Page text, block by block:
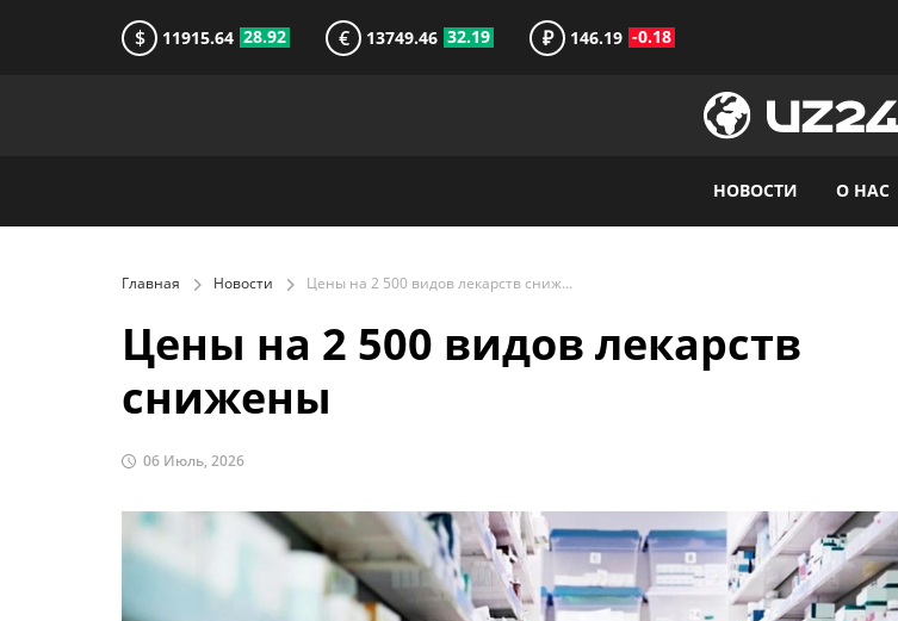
$ 11915.64 28.92 € 13749.46 32.19 ₽ 146.19 -0.18
НОВОСТИ О НАС
Главная Новости Цены на 2 500 видов лекарств снижены
Цены на 2 500 видов лекарств
снижены
06 Июль, 2026